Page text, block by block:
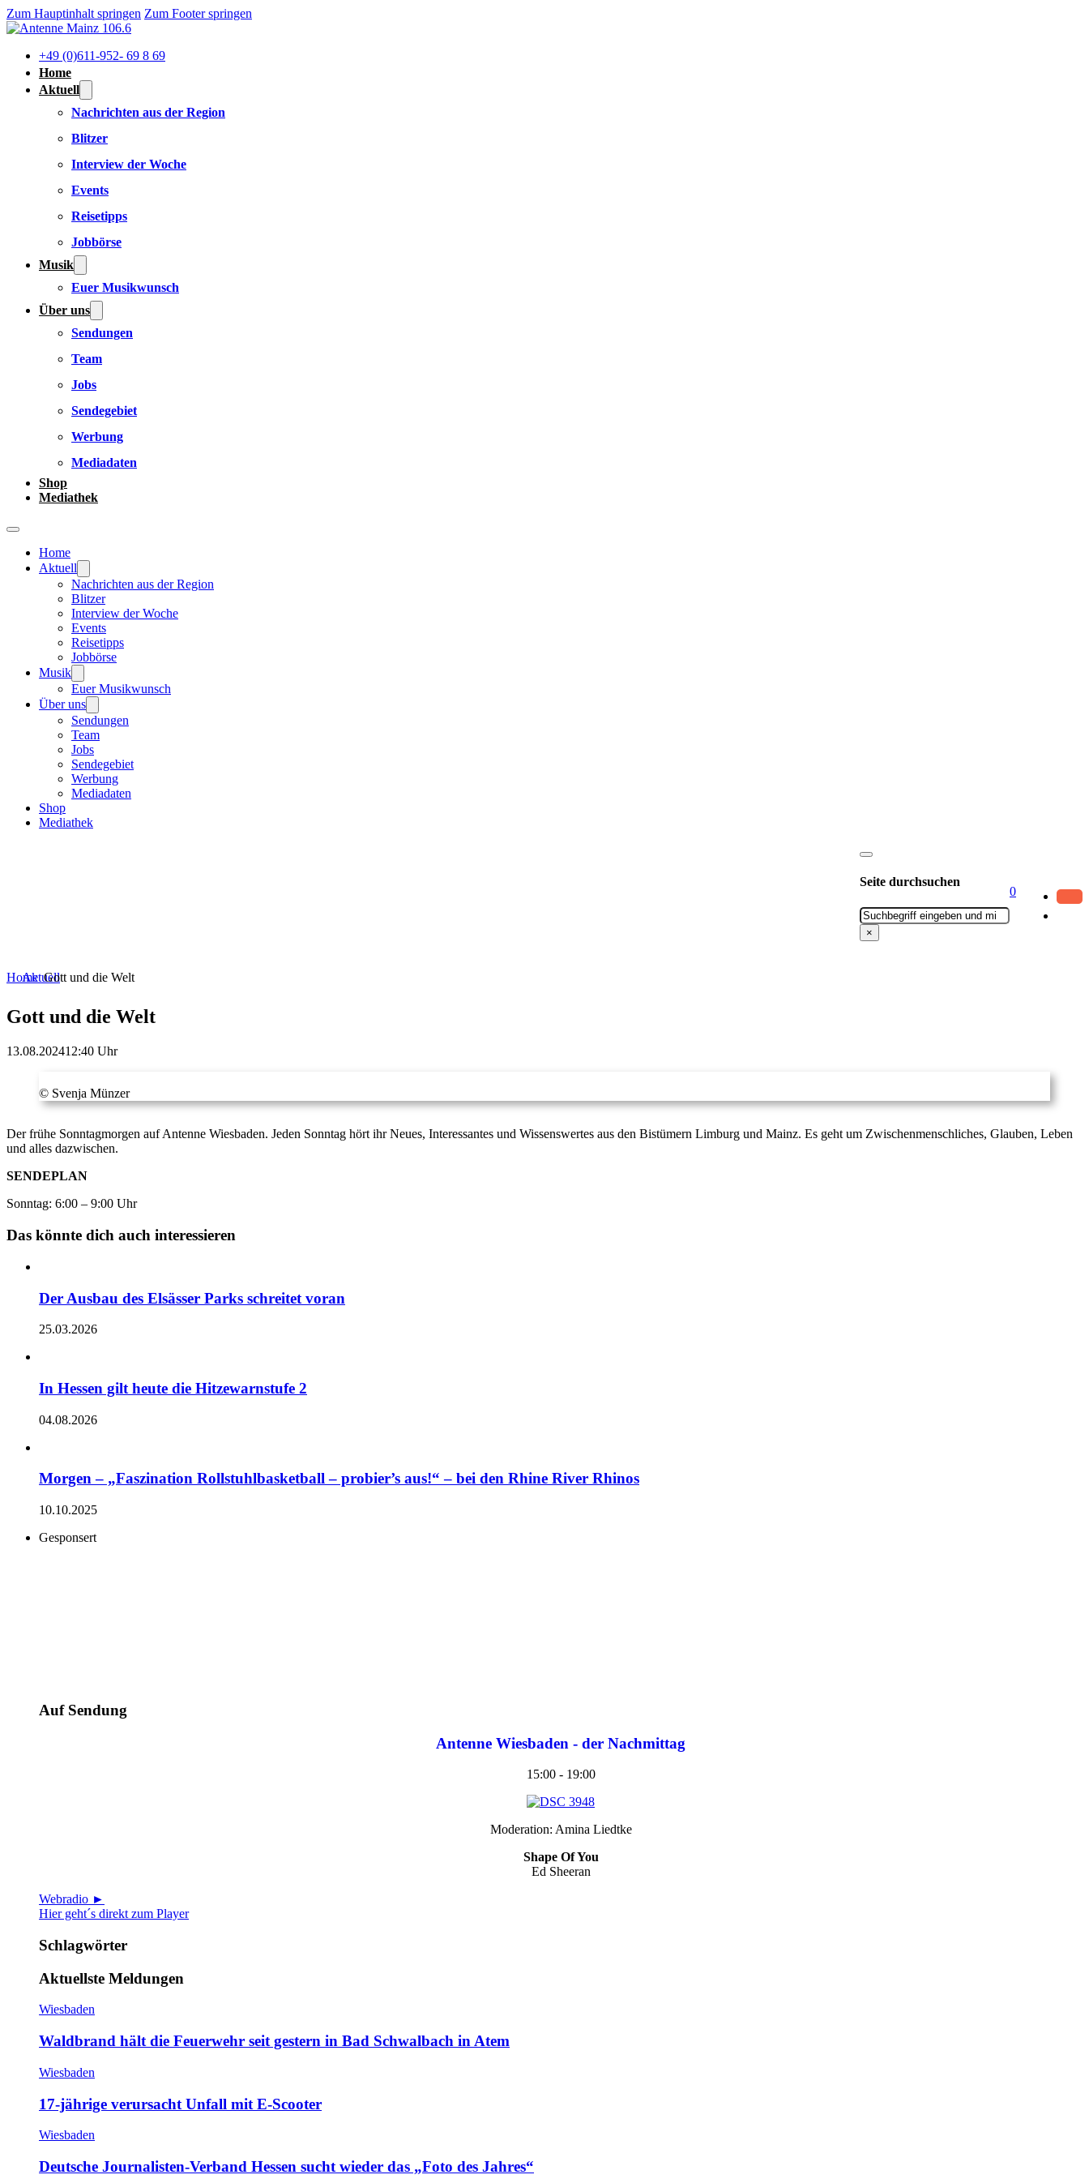
Zum Hauptinhalt springen Zum Footer springen
+49 (0)611-952- 69 8 69
Home
Aktuell
Nachrichten aus der Region
Blitzer
Interview der Woche
Events
Reisetipps
Jobbörse
Musik
Euer Musikwunsch
Über uns
Sendungen
Team
Jobs
Sendegebiet
Werbung
Mediadaten
Shop
Mediathek
Home
Aktuell
Nachrichten aus der Region
Blitzer
Interview der Woche
Events
Reisetipps
Jobbörse
Musik
Euer Musikwunsch
Über uns
Sendungen
Team
Jobs
Sendegebiet
Werbung
Mediadaten
Shop
Mediathek
Seite durchsuchen
Suchen
×
0
HomeAktuellGott und die Welt
Gott und die Welt
13.08.202412:40 Uhr
© Svenja Münzer
Der frühe Sonntagmorgen auf Antenne Wiesbaden. Jeden Sonntag hört ihr Neues, Interessantes und Wissenswertes aus den Bistümern Limburg und Mainz. Es geht um Zwischenmenschliches, Glauben, Leben
und alles dazwischen.
SENDEPLAN
Sonntag: 6:00 – 9:00 Uhr
Das könnte dich auch interessieren
Der Ausbau des Elsässer Parks schreitet voran
25.03.2026
In Hessen gilt heute die Hitzewarnstufe 2
04.08.2026
Morgen – „Faszination Rollstuhlbasketball – probier’s aus!“ – bei den Rhine River Rhinos
10.10.2025
Gesponsert
Auf Sendung
Antenne Wiesbaden - der Nachmittag
15:00 - 19:00
Moderation: Amina Liedtke
Shape Of You
Ed Sheeran
Webradio ►
Hier geht´s direkt zum Player
Schlagwörter
Aktuellste Meldungen
Wiesbaden
Waldbrand hält die Feuerwehr seit gestern in Bad Schwalbach in Atem
Wiesbaden
17-jährige verursacht Unfall mit E-Scooter
Wiesbaden
Deutsche Journalisten-Verband Hessen sucht wieder das „Foto des Jahres“